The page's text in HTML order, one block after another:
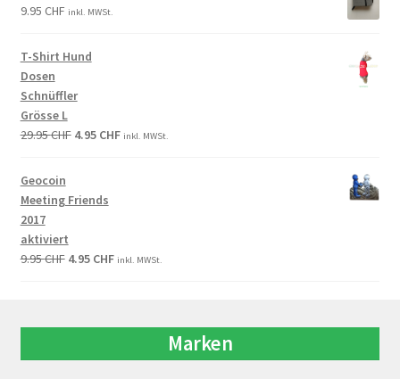
9.95 CHF inkl. MWSt.
T-Shirt Hund
Dosen
Schnüffler
Grösse L
29.95CHF 4.95 CHF inkl. MWSt.
Geocoin
Meeting Friends
2017
aktiviert
9.95CHF 4.95 CHF inkl. MWSt.
Marken